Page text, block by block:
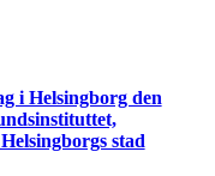
i Helsingborg den
stad